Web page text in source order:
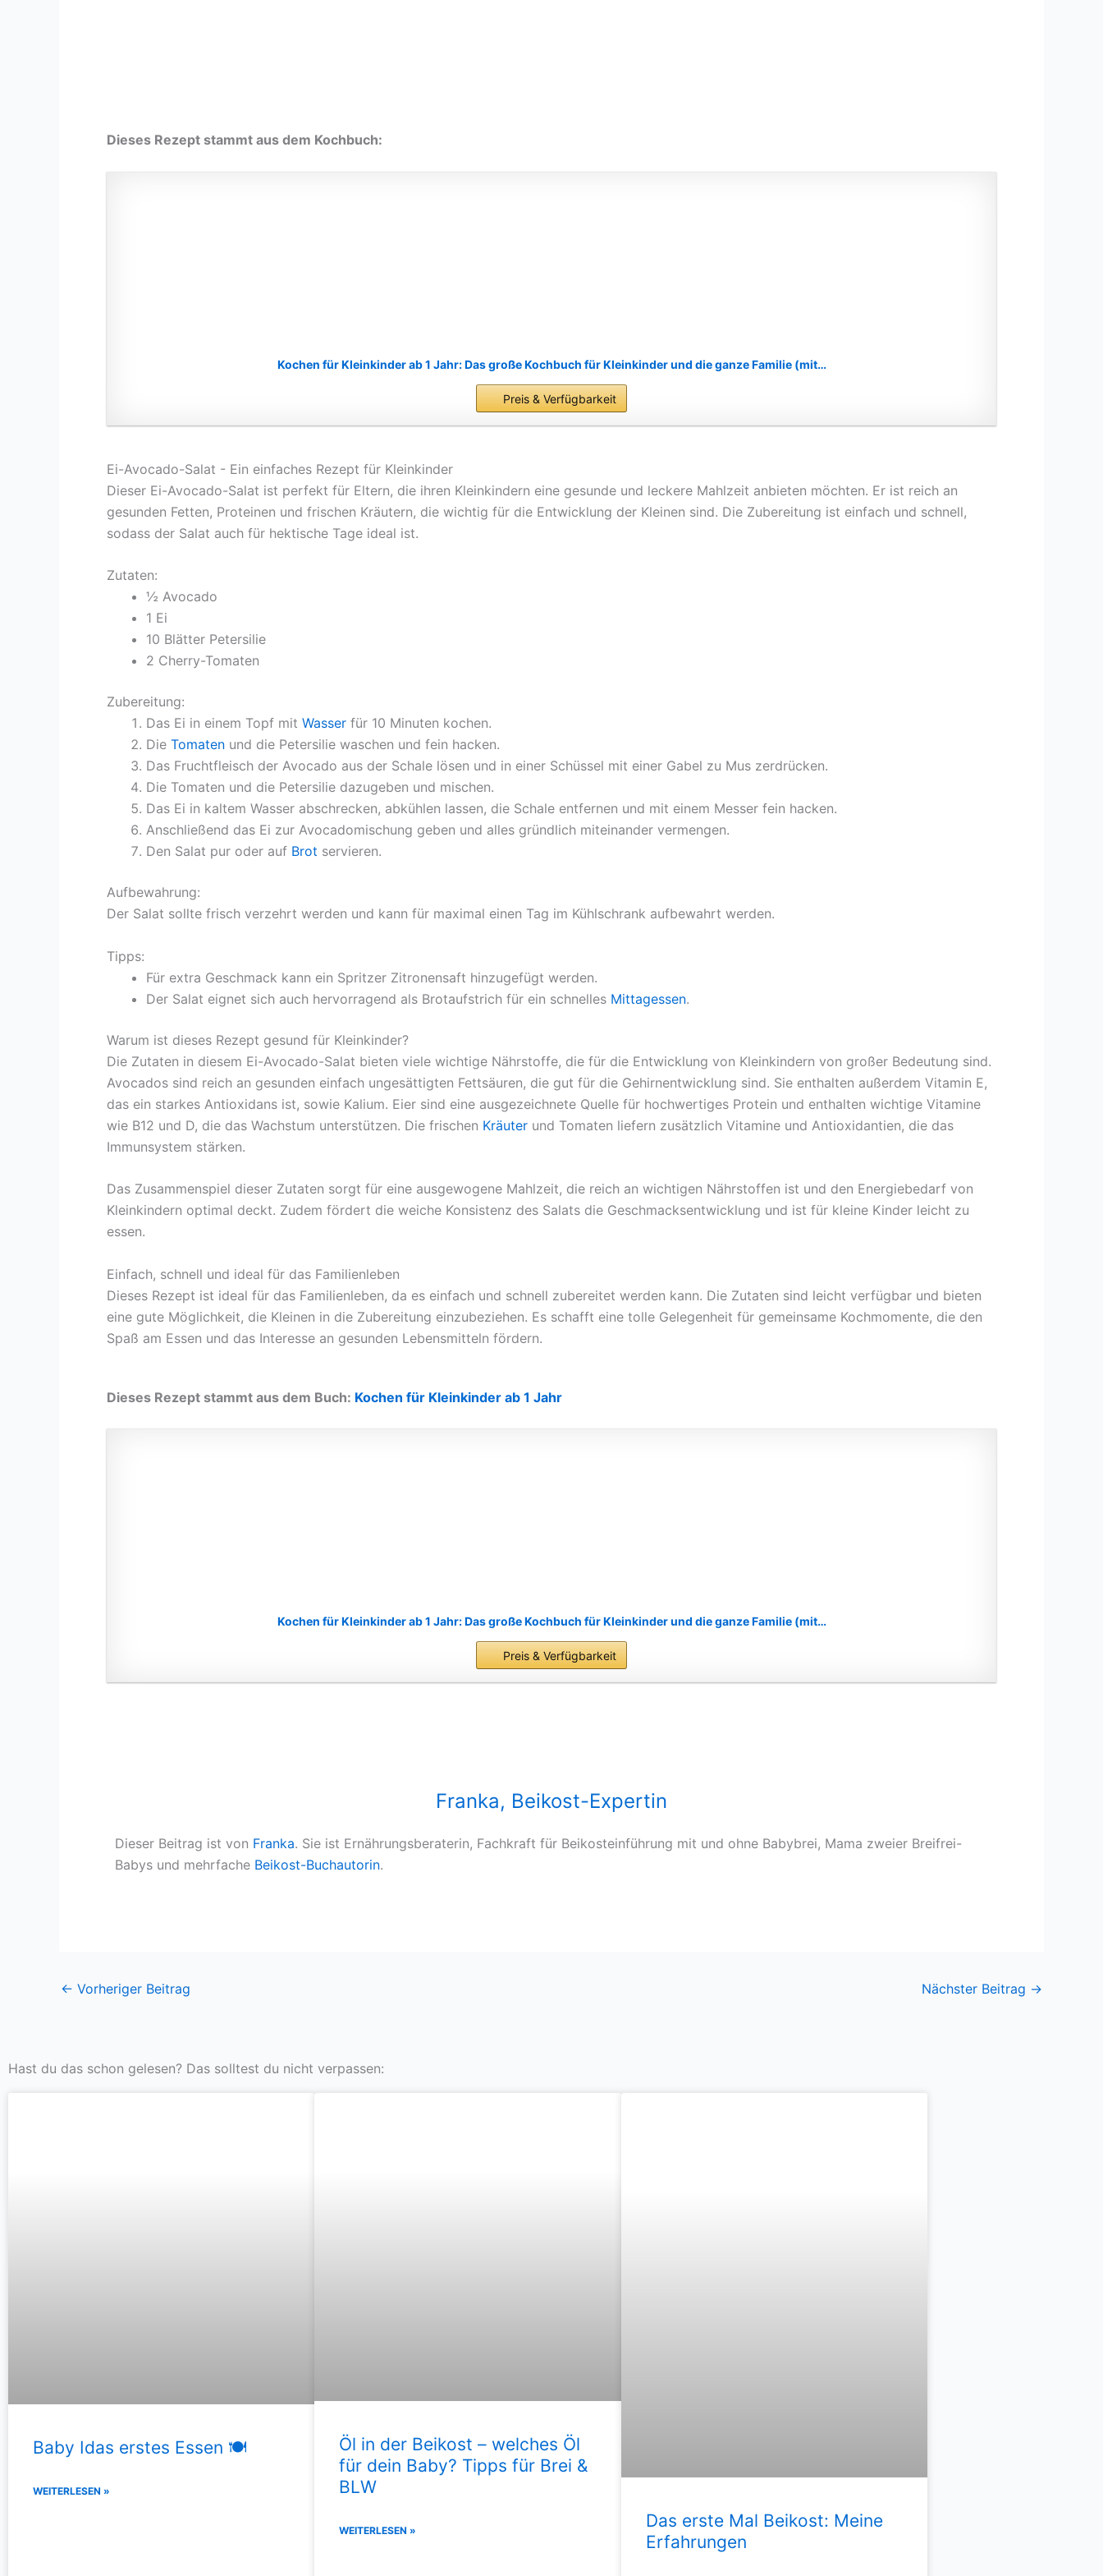
Dieses Rezept stammt aus dem Kochbuch:
Kochen für Kleinkinder ab 1 Jahr: Das große Kochbuch für Kleinkinder und die ganze Familie (mit…
Preis & Verfügbarkeit
Ei-Avocado-Salat - Ein einfaches Rezept für Kleinkinder
Dieser Ei-Avocado-Salat ist perfekt für Eltern, die ihren Kleinkindern eine gesunde und leckere Mahlzeit anbieten möchten. Er ist reich an
gesunden Fetten, Proteinen und frischen Kräutern, die wichtig für die Entwicklung der Kleinen sind. Die Zubereitung ist einfach und schnell,
sodass der Salat auch für hektische Tage ideal ist.
Zutaten:
½ Avocado
1 Ei
10 Blätter Petersilie
2 Cherry-Tomaten
Zubereitung:
Das Ei in einem Topf mit Wasser für 10 Minuten kochen.
Die Tomaten und die Petersilie waschen und fein hacken.
Das Fruchtfleisch der Avocado aus der Schale lösen und in einer Schüssel mit einer Gabel zu Mus zerdrücken.
Die Tomaten und die Petersilie dazugeben und mischen.
Das Ei in kaltem Wasser abschrecken, abkühlen lassen, die Schale entfernen und mit einem Messer fein hacken.
Anschließend das Ei zur Avocadomischung geben und alles gründlich miteinander vermengen.
Den Salat pur oder auf Brot servieren.
Aufbewahrung:
Der Salat sollte frisch verzehrt werden und kann für maximal einen Tag im Kühlschrank aufbewahrt werden.
Tipps:
Für extra Geschmack kann ein Spritzer Zitronensaft hinzugefügt werden.
Der Salat eignet sich auch hervorragend als Brotaufstrich für ein schnelles Mittagessen.
Warum ist dieses Rezept gesund für Kleinkinder?
Die Zutaten in diesem Ei-Avocado-Salat bieten viele wichtige Nährstoffe, die für die Entwicklung von Kleinkindern von großer Bedeutung sind.
Avocados sind reich an gesunden einfach ungesättigten Fettsäuren, die gut für die Gehirnentwicklung sind. Sie enthalten außerdem Vitamin E,
das ein starkes Antioxidans ist, sowie Kalium. Eier sind eine ausgezeichnete Quelle für hochwertiges Protein und enthalten wichtige Vitamine
wie B12 und D, die das Wachstum unterstützen. Die frischen Kräuter und Tomaten liefern zusätzlich Vitamine und Antioxidantien, die das
Immunsystem stärken.
Das Zusammenspiel dieser Zutaten sorgt für eine ausgewogene Mahlzeit, die reich an wichtigen Nährstoffen ist und den Energiebedarf von
Kleinkindern optimal deckt. Zudem fördert die weiche Konsistenz des Salats die Geschmacksentwicklung und ist für kleine Kinder leicht zu
essen.
Einfach, schnell und ideal für das Familienleben
Dieses Rezept ist ideal für das Familienleben, da es einfach und schnell zubereitet werden kann. Die Zutaten sind leicht verfügbar und bieten
eine gute Möglichkeit, die Kleinen in die Zubereitung einzubeziehen. Es schafft eine tolle Gelegenheit für gemeinsame Kochmomente, die den
Spaß am Essen und das Interesse an gesunden Lebensmitteln fördern.
Dieses Rezept stammt aus dem Buch: Kochen für Kleinkinder ab 1 Jahr
Kochen für Kleinkinder ab 1 Jahr: Das große Kochbuch für Kleinkinder und die ganze Familie (mit…
Preis & Verfügbarkeit
Franka, Beikost-Expertin
Dieser Beitrag ist von Franka. Sie ist Ernährungsberaterin, Fachkraft für Beikosteinführung mit und ohne Babybrei, Mama zweier Breifrei-
Babys und mehrfache Beikost-Buchautorin.
← Vorheriger Beitrag Nächster Beitrag →
Hast du das schon gelesen? Das solltest du nicht verpassen:
Baby Idas erstes Essen 🍽
WEITERLESEN »
Öl in der Beikost – welches Öl
für dein Baby? Tipps für Brei &
BLW
WEITERLESEN »
Das erste Mal Beikost: Meine
Erfahrungen